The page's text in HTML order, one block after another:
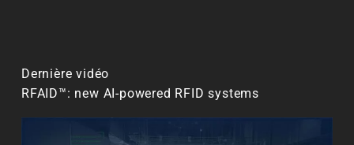
Dernière vidéo
RFAID™: new AI-powered RFID systems